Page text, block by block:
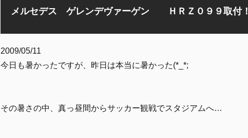
メルセデス ゲレンデヴァーゲン ＨＲＺ０９９取付！
2009/05/11
今日も暑かったですが、昨日は本当に暑かった(*_*;
その暑さの中、真っ昼間からサッカー観戦でスタジアムへ…